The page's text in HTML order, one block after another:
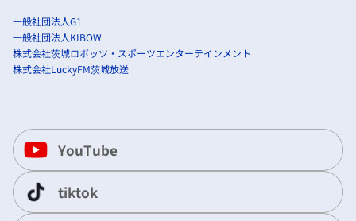
一般社団法人G1
一般社団法人KIBOW
株式会社茨城ロボッツ・スポーツエンターテインメント
株式会社LuckyFM茨城放送
YouTube
tiktok